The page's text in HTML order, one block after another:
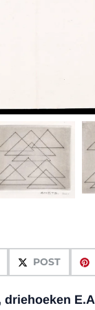
POST